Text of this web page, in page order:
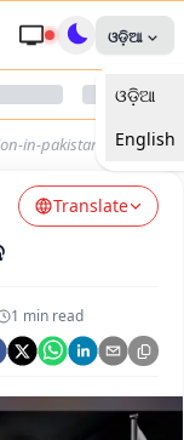
Desh
ଓଡ଼ିଆ
ଓଡ଼ିଆ
English
in-pakistan
Translate
1 min read